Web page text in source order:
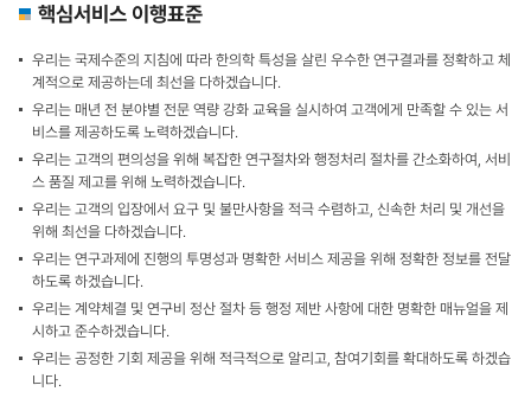
핵심서비스 이행표준
우리는 국제수준의 지침에 따라 한의학 특성을 살린 우수한 연구결과를 정확하고 체
계적으로 제공하는데 최선을 다하겠습니다.
우리는 매년 전 분야별 전문 역량 강화 교육을 실시하여 고객에게 만족할 수 있는 서
비스를 제공하도록 노력하겠습니다.
우리는 고객의 편의성을 위해 복잡한 연구절차와 행정처리 절차를 간소화하여, 서비
스 품질 제고를 위해 노력하겠습니다.
우리는 고객의 입장에서 요구 및 불만사항을 적극 수렴하고, 신속한 처리 및 개선을
위해 최선을 다하겠습니다.
우리는 연구과제에 진행의 투명성과 명확한 서비스 제공을 위해 정확한 정보를 전달
하도록 하겠습니다.
우리는 계약체결 및 연구비 정산 절차 등 행정 제반 사항에 대한 명확한 매뉴얼을 제
시하고 준수하겠습니다.
우리는 공정한 기회 제공을 위해 적극적으로 알리고, 참여기회를 확대하도록 하겠습
니다.